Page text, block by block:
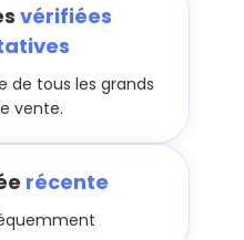
vérifiées
de tous les grands
vente.
récente